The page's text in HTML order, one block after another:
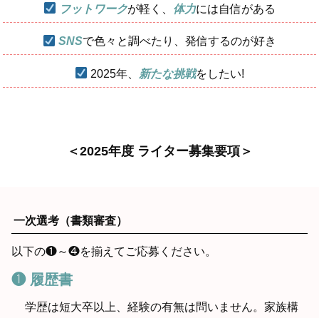
フットワークが軽く、 体力には自信がある
SNSで色々と調べたり、発信するのが好き
2025年、 新たな挑戦をしたい!
＜2025年度 ライター募集要項＞
一次選考（書類審査）
以下の❶～❹を揃えてご応募ください。
❶ 履歴書
学歴は短大卒以上、経験の有無は問いません。家族構